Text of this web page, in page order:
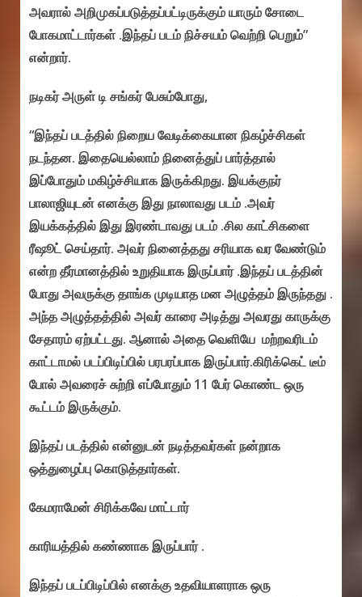
அவரால் அறிமுகப்படுத்தப்பட்டிருக்கும் யாரும் சோடை
போகமாட்டார்கள் .இந்தப் படம் நிச்சயம் வெற்றி பெறும்”
என்றார்.
நடிகர் அருள் டி சங்கர் பேசும்போது,
“இந்தப் படத்தில் நிறைய வேடிக்கையான நிகழ்ச்சிகள்
நடந்தன. இதையெல்லாம் நினைத்துப் பார்த்தால்
இப்போதும் மகிழ்ச்சியாக இருக்கிறது. இயக்குநர்
பாலாஜியுடன் எனக்கு இது நாலாவது படம் .அவர்
இயக்கத்தில் இது இரண்டாவது படம் .சில காட்சிகளை
ரீஷூட் செய்தார். அவர் நினைத்தது சரியாக வர வேண்டும்
என்ற தீர்மானத்தில் உறுதியாக இருப்பார் .இந்தப் படத்தின்
போது அவருக்கு தாங்க முடியாத மன அழுத்தம் இருந்தது .
அந்த அழுத்தத்தில் அவர் காரை அடித்து அவரது காருக்கு
சேதாரம் ஏற்பட்டது. ஆனால் அதை வெளியே மற்றவரிடம்
காட்டாமல் படப்பிடிப்பில் பரபரப்பாக இருப்பார்.கிரிக்கெட் டீம்
போல் அவரைச் சுற்றி எப்போதும் 11 பேர் கொண்ட ஒரு
கூட்டம் இருக்கும்.
இந்தப் படத்தில் என்னுடன் நடித்தவர்கள் நன்றாக
ஒத்துழைப்பு கொடுத்தார்கள்.
கேமராமேன் சிரிக்கவே மாட்டார்
காரியத்தில் கண்ணாக இருப்பார் .
இந்தப் படப்பிடிப்பில் எனக்கு உதவியாளராக ஒரு